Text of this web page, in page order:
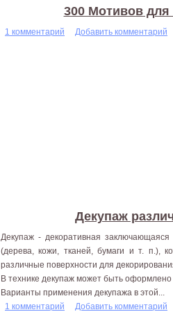
300 Мотивов
1 комментарий Добавить комментарий
Декупаж
Декупаж - декоративная
(дерева, кожи, тканей, бумаги и т. п.),
различные поверхности для
В технике декупаж может быть оформлено
Варианты применения декупажа в этой...
1 комментарий
Добавить комментарий